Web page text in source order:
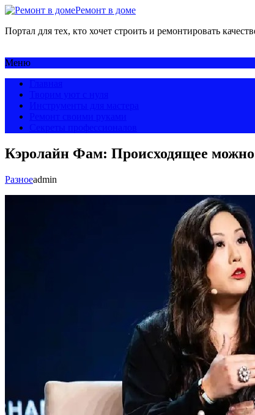
Ремонт в доме
Портал для тех, кто хочет строить и ремонтировать
Меню
Кэролайн Фам: Происходящее можно
Разноеadmin